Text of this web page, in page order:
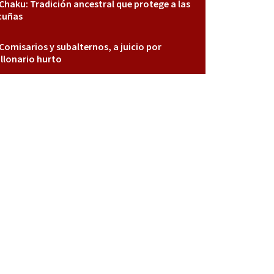
Chaku: Tradición ancestral que protege a las
Comisarios y subalternos, a juicio por
hurto